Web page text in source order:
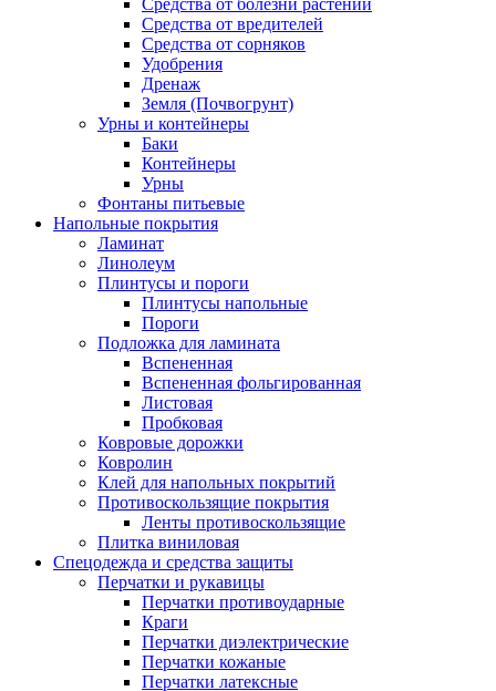
Средства от болезни растений
Средства от вредителей
Средства от сорняков
Удобрения
Дренаж
Земля (Почвогрунт)
Урны и контейнеры
Баки
Контейнеры
Урны
Фонтаны питьевые
Напольные покрытия
Ламинат
Линолеум
Плинтусы и пороги
Плинтусы напольные
Пороги
Подложка для ламината
Вспененная
Вспененная фольгированная
Листовая
Пробковая
Ковровые дорожки
Ковролин
Клей для напольных покрытий
Противоскользящие покрытия
Ленты противоскользящие
Плитка виниловая
Спецодежда и средства защиты
Перчатки и рукавицы
Перчатки противоударные
Краги
Перчатки диэлектрические
Перчатки кожаные
Перчатки латексные